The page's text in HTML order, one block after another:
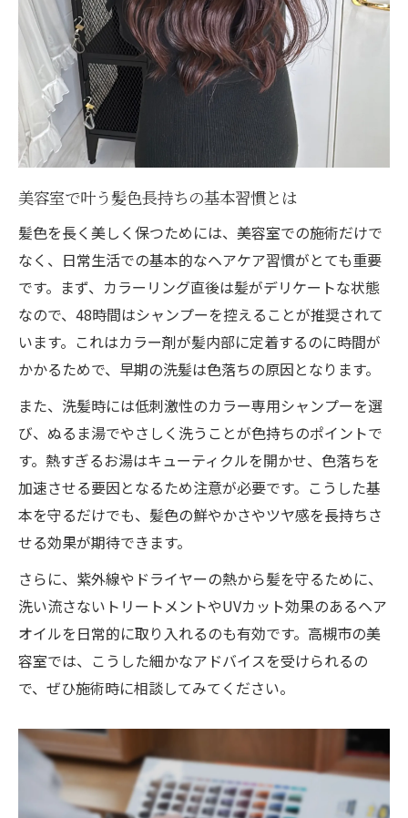
予約前に知るべき美容室の髪色維持サービ
ス
地元美容室を活用したカラー長持ちの秘策
髪質別ケア術が髪色キープの決め手になる理由
美容室推奨の髪質別髪色維持テクニック解
説
自分に合う美容室の髪質診断活用術
髪質改善が美容室での色落ち防止に役立つ
訳
髪質別に選ぶ美容室トリートメントの効果
ダメージケア重視の美容室流カラーキープ
法
色落ち防止を目指す大人女性の美容室選び新常
識
美容室で叶える色落ち防止の最新トレンド
紹介
大人女性に最適な美容室の選び方とポイン
ト
口コミで話題の美容室流色持ち長続き術
美容室選びが左右する色落ち対策の実力
高槻の美容室で実感する色持ちアップの理
由
手触りと艶を両立する高槻美容室のカラーケア
美容室で実現する艶髪と色持ちの好バラン
トリートメント重視の美容室カラーケア法
持続する手触りを叶える美容室の秘訣公開
美容室で叶う髪色長持ちの基本習慣とは
髪色を長く美しく保つためには、美容室での施術だけで
なく、日常生活での基本的なヘアケア習慣がとても重要
です。まず、カラーリング直後は髪がデリケートな状態
なので、48時間はシャンプーを控えることが推奨されて
います。これはカラー剤が髪内部に定着するのに時間が
かかるためで、早期の洗髪は色落ちの原因となります。
また、洗髪時には低刺激性のカラー専用シャンプーを選
び、ぬるま湯でやさしく洗うことが色持ちのポイントで
す。熱すぎるお湯はキューティクルを開かせ、色落ちを
加速させる要因となるため注意が必要です。こうした基
本を守るだけでも、髪色の鮮やかさやツヤ感を長持ちさ
せる効果が期待できます。
さらに、紫外線やドライヤーの熱から髪を守るために、
洗い流さないトリートメントやUVカット効果のあるヘア
オイルを日常的に取り入れるのも有効です。高槻市の美
容室では、こうした細かなアドバイスを受けられるの
で、ぜひ施術時に相談してみてください。